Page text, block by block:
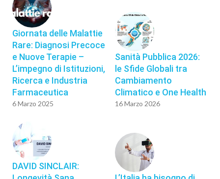
Giornata delle Malattie
Rare: Diagnosi Precoce
e Nuove Terapie –
L’impegno di Istituzioni,
Ricerca e Industria
Farmaceutica
6 Marzo 2025
Sanità Pubblica 2026:
le Sfide Globali tra
Cambiamento
Climatico e One Health
16 Marzo 2026
DAVID SINCLAIR: